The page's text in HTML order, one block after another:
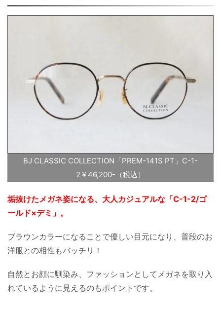
BJ CLASSIC COLLECTION「PREM-141S PT」C-1-
2￥46,200-（税込）
垢抜けたメガネ姿になる、大人カジュアルな「C-1-2/ゴ
ールド×デミ」。
ブラウンカラーになることで優しい目元になり、普段のお
洋服との相性もバッチリ！
自然とお顔に馴染み、ファッションとしてメガネを取り入
れているように見えるのもポイントです。